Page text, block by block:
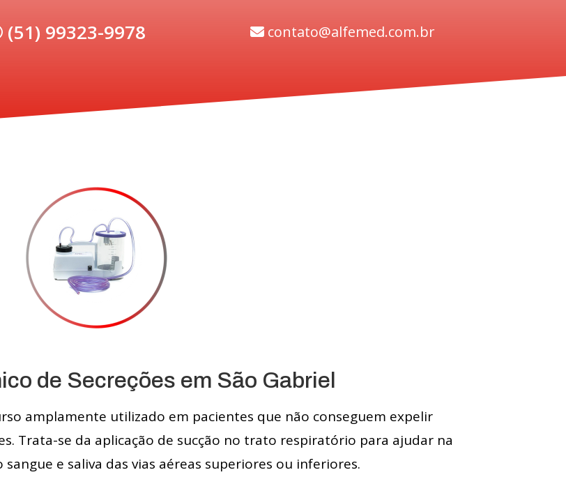
(51) 99323-9978 contato@alfemed.com.br
de Secreções em São Gabriel
amplamente utilizado em pacientes que não conseguem expelir
Trata-se da aplicação de sucção no trato respiratório para ajudar na
e saliva das vias aéreas superiores ou inferiores.